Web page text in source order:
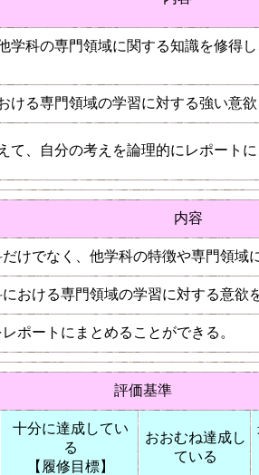
学科の専門領域に関する知識を修得
ける専門領域の学習に対する強い意
て、自分の考えを論理的にレポート
内容
けでなく、他学科の特徴や専門領域
おける専門領域の学習に対する意欲
ポートにまとめることができる。
評価基準
十分に達成してい
る
【履修目標】
おおむね達成し
ている